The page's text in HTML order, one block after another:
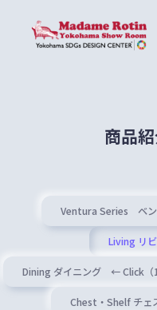
商品
Ventura Series ベン
Living リ
Dining ダイニング ← Click（1
Chest・Shelf チェ